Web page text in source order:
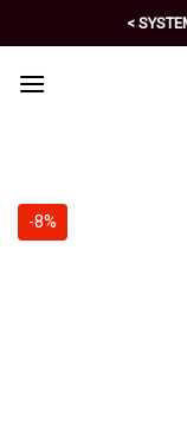
to
content
<
<
-8%